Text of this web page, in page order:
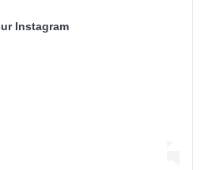
Instagram